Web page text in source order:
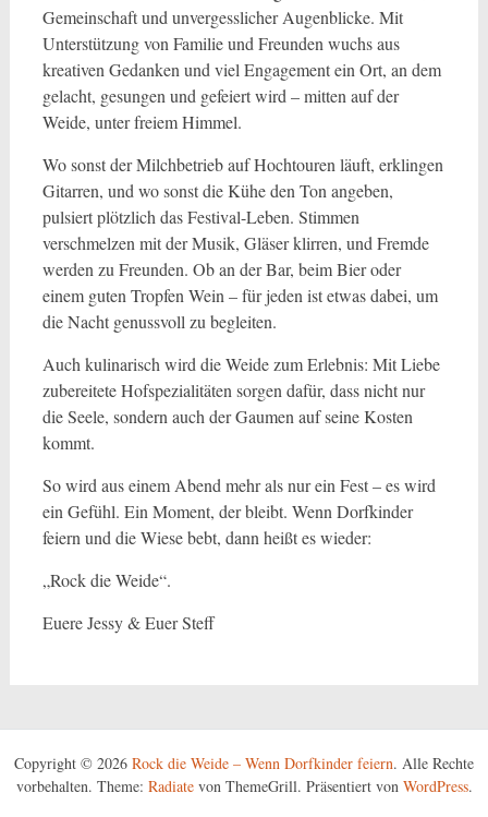
Gemeinschaft und unvergesslicher Augenblicke. Mit
Unterstützung von Familie und Freunden wuchs aus
kreativen Gedanken und viel Engagement ein Ort, an dem
gelacht, gesungen und gefeiert wird – mitten auf der
Weide, unter freiem Himmel.
Wo sonst der Milchbetrieb auf Hochtouren läuft, erklingen
Gitarren, und wo sonst die Kühe den Ton angeben,
pulsiert plötzlich das Festival-Leben. Stimmen
verschmelzen mit der Musik, Gläser klirren, und Fremde
werden zu Freunden. Ob an der Bar, beim Bier oder
einem guten Tropfen Wein – für jeden ist etwas dabei, um
die Nacht genussvoll zu begleiten.
Auch kulinarisch wird die Weide zum Erlebnis: Mit Liebe
zubereitete Hofspezialitäten sorgen dafür, dass nicht nur
die Seele, sondern auch der Gaumen auf seine Kosten
kommt.
So wird aus einem Abend mehr als nur ein Fest – es wird
ein Gefühl. Ein Moment, der bleibt. Wenn Dorfkinder
feiern und die Wiese bebt, dann heißt es wieder:
„Rock die Weide“.
Euere Jessy & Euer Steff
Copyright © 2026 Rock die Weide – Wenn Dorfkinder feiern. Alle Rechte
vorbehalten. Theme: Radiatevon ThemeGrill. Präsentiert von WordPress.